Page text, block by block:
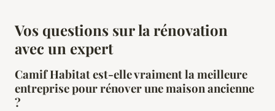
Vos questions sur la rénovation
avec un expert
Camif Habitat est-elle vraiment la meilleure
entreprise pour rénover une maison ancienne
?